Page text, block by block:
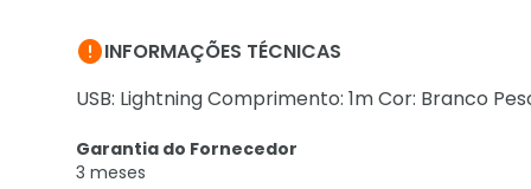
INFORMAÇÕES TÉCNICAS
USB: Lightning Comprimento: 1m Cor: Branco
Garantia do Fornecedor
3 meses